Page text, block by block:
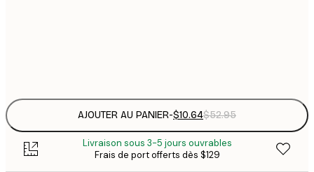
AJOUTER AU PANIER-$10.64$52.95
Livraison sous 3-5 jours ouvrables
Frais de port offerts dès $129